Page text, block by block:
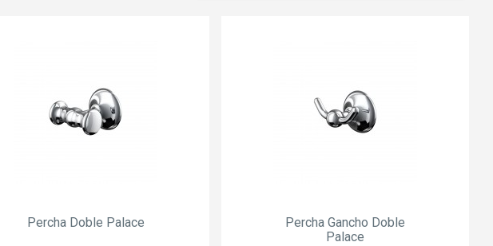
Percha Doble Palace
Percha Gancho Doble
Palace